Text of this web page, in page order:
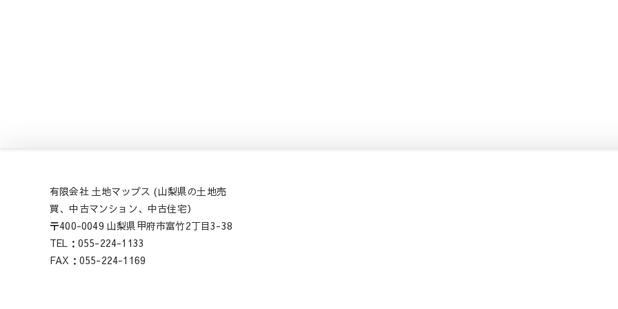
有限会社 土地マップス (山梨県の土地売
買、中古マンション、中古住宅）
〒400-0049 山梨県甲府市富竹2丁目3-38
TEL：055-224-1133
FAX：055-224-1169